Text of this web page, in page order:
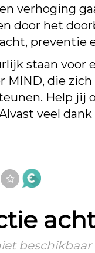
verhoging
door het
staan voor
MIND, die
Help jij
veel